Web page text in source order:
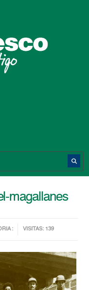
magallanes
: VISITAS: 139